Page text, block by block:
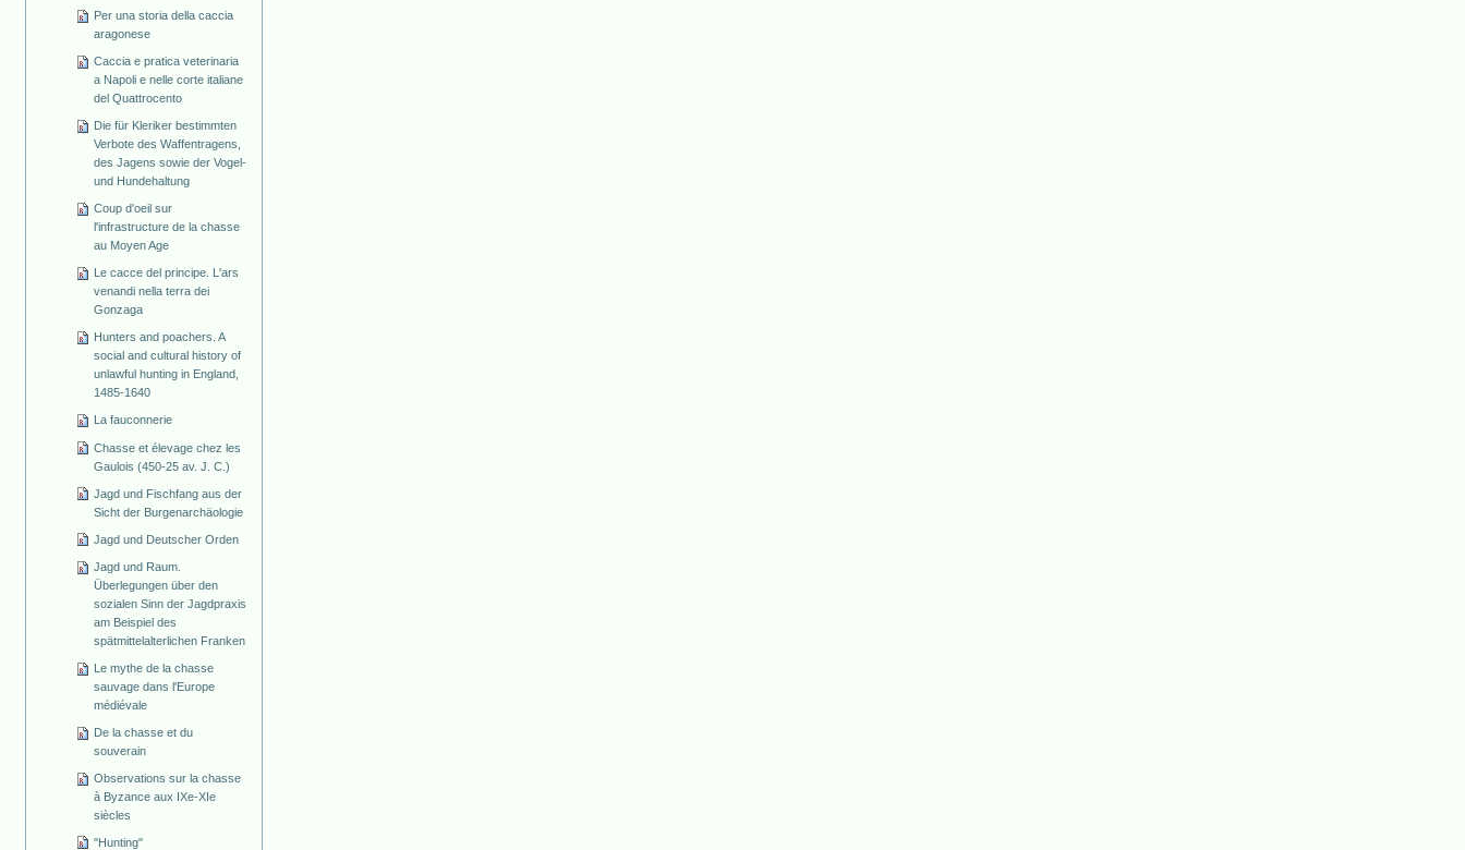
Per una storia della caccia
aragonese
Caccia e pratica veterinaria
a Napoli e nelle corte italiane
del Quattrocento
Die für Kleriker bestimmten
Verbote des Waffentragens,
des Jagens sowie der Vogel-
und Hundehaltung
Coup d'oeil sur
l'infrastructure de la chasse
au Moyen Age
Le cacce del principe. L'ars
venandi nella terra dei
Gonzaga
Hunters and poachers. A
social and cultural history of
unlawful hunting in England,
1485-1640
La fauconnerie
Chasse et élevage chez les
Gaulois (450-25 av. J. C.)
Jagd und Fischfang aus der
Sicht der Burgenarchäologie
Jagd und Deutscher Orden
Jagd und Raum.
Überlegungen über den
sozialen Sinn der Jagdpraxis
am Beispiel des
spätmittelalterlichen Franken
Le mythe de la chasse
sauvage dans l'Europe
médiévale
De la chasse et du
souverain
Observations sur la chasse
à Byzance aux IXe-XIe
siècles
"Hunting"